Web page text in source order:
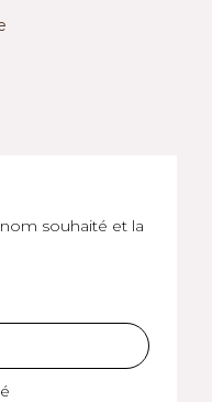
souhaité et la